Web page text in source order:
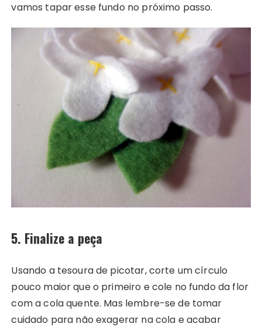
vamos tapar esse fundo no próximo passo.
5. Finalize a peça
Usando a tesoura de picotar, corte um círculo
pouco maior que o primeiro e cole no fundo da flor
com a cola quente. Mas lembre-se de tomar
cuidado para não exagerar na cola e acabar